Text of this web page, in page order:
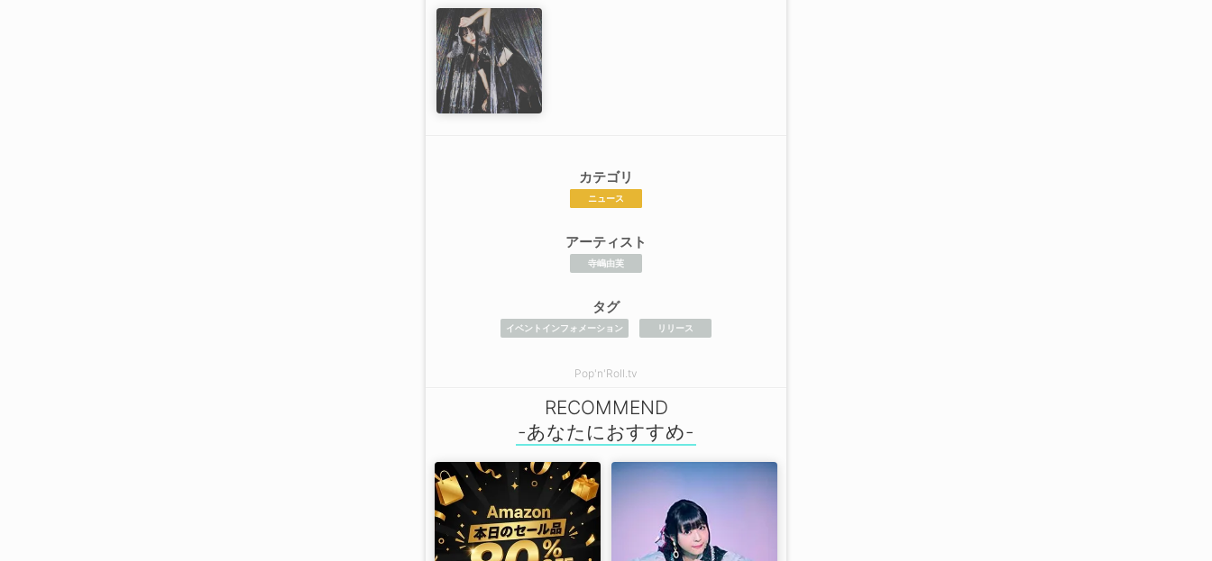
カテゴリ
ニュース
アーティスト
寺嶋由芙
タグ
イベントインフォメーション リリース
Pop'n'Roll.tv
RECOMMEND